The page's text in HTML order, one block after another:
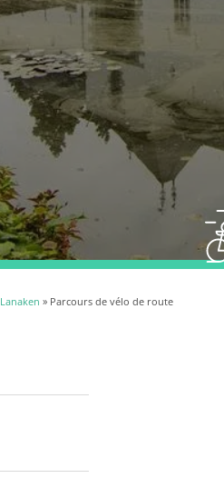
Lanaken » Parcours de vélo de route